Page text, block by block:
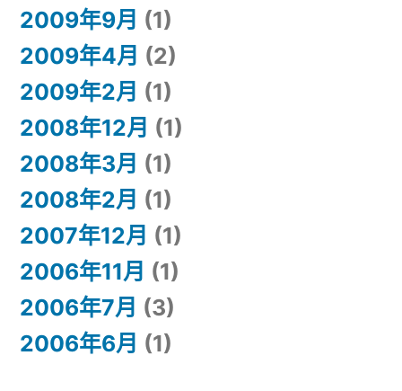
2009年9月 (1)
2009年4月 (2)
2009年2月 (1)
2008年12月 (1)
2008年3月 (1)
2008年2月 (1)
2007年12月 (1)
2006年11月 (1)
2006年7月 (3)
2006年6月 (1)